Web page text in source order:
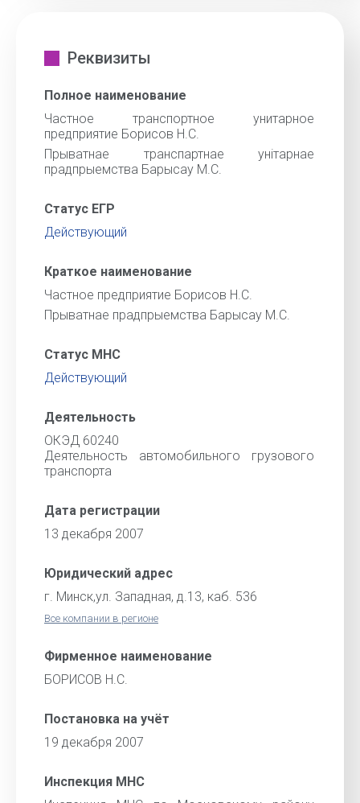
Реквизиты
Полное наименование
Частное транспортное унитарное
предприятие Борисов Н.С.
Прыватнае транспартнае унiтарнае
прадпрыемства Барысау М.С.
Статус ЕГР
Действующий
Краткое наименование
Частное предприятие Борисов Н.С.
Прыватнае прадпрыемства Барысау М.С.
Статус МНС
Действующий
Деятельность
ОКЭД 60240
Деятельность автомобильного грузового
транспорта
Дата регистрации
13 декабря 2007
Юридический адрес
г. Минск,ул. Западная, д.13, каб. 536
Все компании в регионе
Фирменное наименование
БОРИСОВ Н.С.
Постановка на учёт
19 декабря 2007
Инспекция МНС